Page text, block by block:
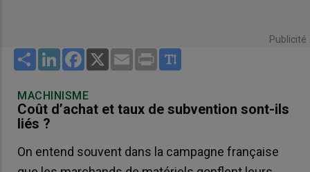
Publicité
Share LinkedInFacebook
X Email Print
MACHINISME
Coût d’achat et taux de subvention sont-ils
liés ?
On entend souvent dans la campagne française